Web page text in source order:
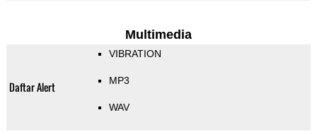
Multimedia
Daftar Alert
VIBRATION
MP3
WAV